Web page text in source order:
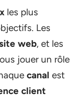
les plus
Les
web, et les
jouer un rôle
canal est
client